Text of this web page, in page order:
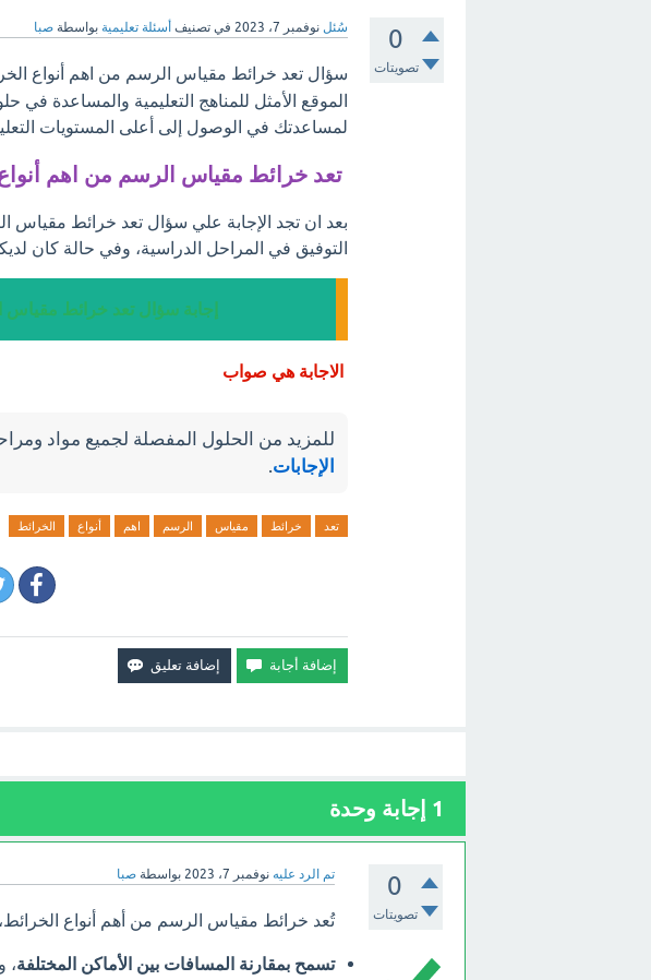
0
تصويتات
سُئل نوفمبر 7، 2023 في تصنيف أسئلة تعليمية بواسطة صبا
سؤال تعد خرائط مقياس الرسم من اهم أنواع
الموقع الأمثل للمناهج التعليمية والمساعدة في
لمساعدتك في الوصول إلى أعلى المستويات
تعد خرائط مقياس الرسم من اهم
بعد ان تجد الإجابة علي سؤال تعد خرائط مقياس
التوفيق في المراحل الدراسية، وفي حالة كان
إجابة سؤال تعد خرائط مقياس
الاجابة هي صواب
للمزيد من الحلول المفصلة لجميع مواد
الإجابات.
تعد خرائط مقياس الرسم اهم أنواع الخرائط
1 إجابة وحدة
0
تصويتات
تم الرد عليه نوفمبر 7، 2023 بواسطة صبا
تُعد خرائط مقياس الرسم من أهم أنواع
تسمح بمقارنة المسافات بين الأماكن المختلفة،